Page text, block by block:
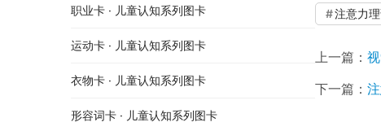
注意力
上一篇：
下一篇：
职业卡 · 儿童认知系列图卡
运动卡 · 儿童认知系列图卡
衣物卡 · 儿童认知系列图卡
形容词卡 · 儿童认知系列图卡